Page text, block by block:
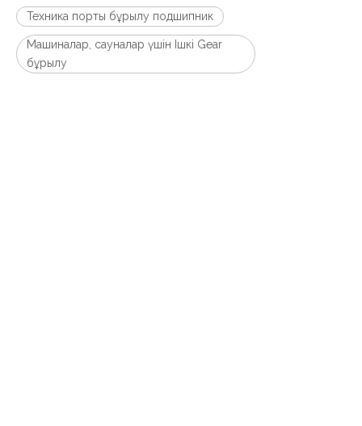
Техника порты бұрылу подшипник
Машиналар, сауналар үшін Ішкі Gear
бұрылу